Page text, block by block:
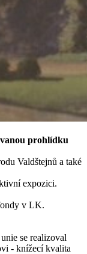
prohlídku
Valdštejnů a také
expozici.
v LK.
se realizoval
- knížecí kvalita